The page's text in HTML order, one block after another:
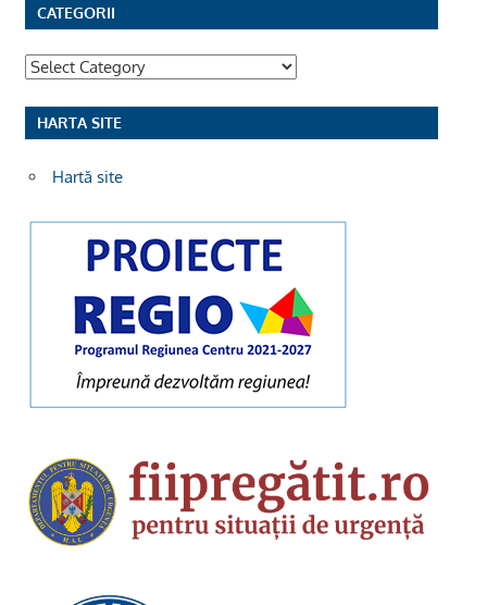
CATEGORII
Categorii
HARTA SITE
Hartă site